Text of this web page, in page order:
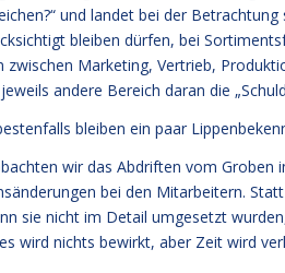
und landet bei der
bleiben dürfen, bei
zwischen Marketing, Vertrieb,
andere Bereich daran die
bleiben ein paar
wir das Abdriften vom
bei den Mitarbeitern.
sie nicht im Detail umgesetzt
wird nichts bewirkt, aber Zeit wird